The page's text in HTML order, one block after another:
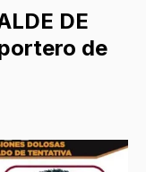
DE
de